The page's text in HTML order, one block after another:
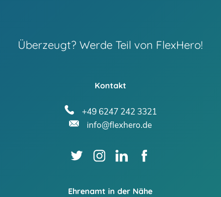
Überzeugt? Werde Teil von FlexHero!
Kontakt
+49 6247 242 3321
info@flexhero.de
Ehrenamt in der Nähe